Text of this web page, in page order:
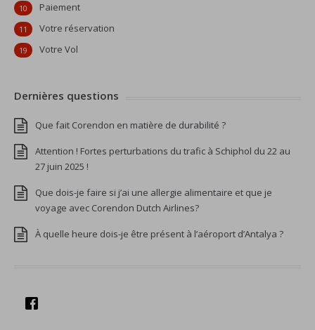
Paiement
10
Votre réservation
11
Votre Vol
19
Dernières questions
Que fait Corendon en matière de durabilité ?
Attention ! Fortes perturbations du trafic à Schiphol du 22 au
27 juin 2025 !
Que dois-je faire si j’ai une allergie alimentaire et que je
voyage avec Corendon Dutch Airlines?
À quelle heure dois-je être présent à l’aéroport d’Antalya ?